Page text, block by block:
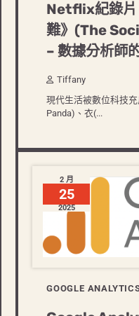
Netflix紀錄片
難》(The
– 數據分析師
Tiffany
現代生活被數位科技充
Panda)、衣(...
2 月
25
2025
GOOGLE